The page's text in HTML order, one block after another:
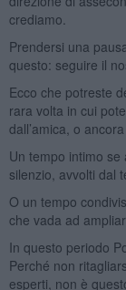
crediamo.
Prendersi una
questo: seguire il
Ecco che potreste
rara volta in cui
dall’amica, o
Un tempo intimo
silenzio, avvolti dal
O un tempo
che vada ad
In questo periodo
Perché non
esperti, non è